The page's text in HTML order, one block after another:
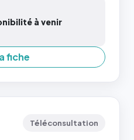
à venir
fiche
Téléconsultation